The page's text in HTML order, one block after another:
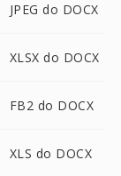
JPEG do DOCX
XLSX do DOCX
FB2 do DOCX
XLS do DOCX